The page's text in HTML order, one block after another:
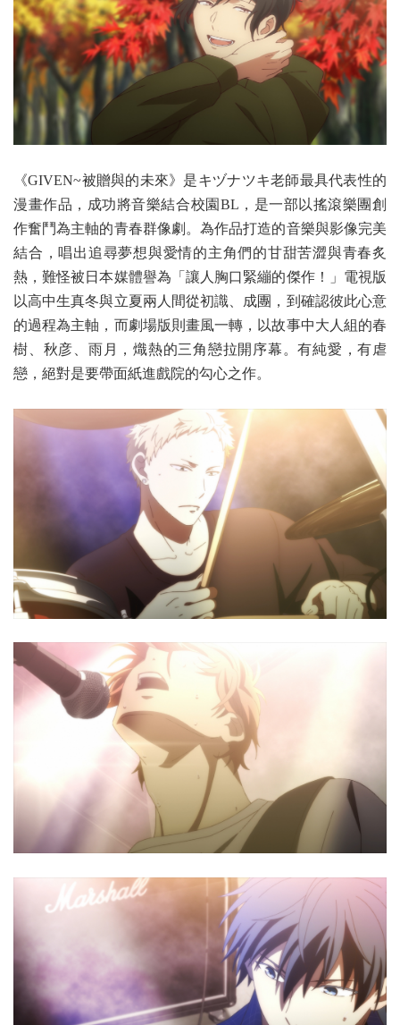
《GIVEN~被贈與的未來》是キヅナツキ老師最具代表性的
漫畫作品，成功將音樂結合校園BL，是一部以搖滾樂團創
作奮鬥為主軸的青春群像劇。為作品打造的音樂與影像完美
結合，唱出追尋夢想與愛情的主角們的甘甜苦澀與青春炙
熱，難怪被日本媒體譽為「讓人胸口緊繃的傑作！」電視版
以高中生真冬與立夏兩人間從初識、成團，到確認彼此心意
的過程為主軸，而劇場版則畫風一轉，以故事中大人組的春
樹、秋彦、雨月，熾熱的三角戀拉開序幕。有純愛，有虐
戀，絕對是要帶面紙進戲院的勾心之作。